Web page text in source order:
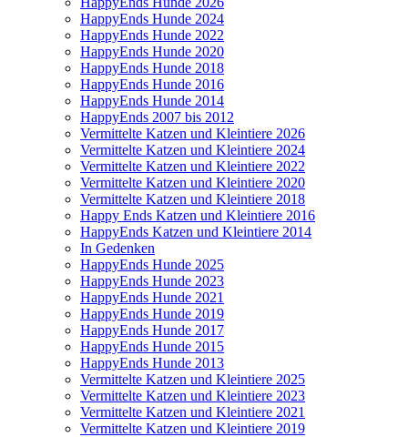
HappyEnds Hunde 2024
HappyEnds Hunde 2022
HappyEnds Hunde 2020
HappyEnds Hunde 2018
HappyEnds Hunde 2016
HappyEnds Hunde 2014
HappyEnds 2007 bis 2012
Vermittelte Katzen und Kleintiere 2026
Vermittelte Katzen und Kleintiere 2024
Vermittelte Katzen und Kleintiere 2022
Vermittelte Katzen und Kleintiere 2020
Vermittelte Katzen und Kleintiere 2018
Happy Ends Katzen und Kleintiere 2016
HappyEnds Katzen und Kleintiere 2014
In Gedenken
HappyEnds Hunde 2025
HappyEnds Hunde 2023
HappyEnds Hunde 2021
HappyEnds Hunde 2019
HappyEnds Hunde 2017
HappyEnds Hunde 2015
HappyEnds Hunde 2013
Vermittelte Katzen und Kleintiere 2025
Vermittelte Katzen und Kleintiere 2023
Vermittelte Katzen und Kleintiere 2021
Vermittelte Katzen und Kleintiere 2019